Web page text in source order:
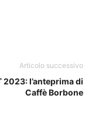
Articolo successivo
2023: l’anteprima di
Caffè Borbone